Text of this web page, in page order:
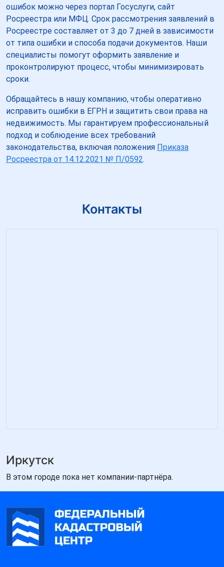
ошибок можно через портал Госуслуги, сайт
Росреестра или МФЦ. Срок рассмотрения заявлений в
Росреестре составляет от 3 до 7 дней в зависимости
от типа ошибки и способа подачи документов. Наши
специалисты помогут оформить заявление и
проконтролируют процесс, чтобы минимизировать
сроки.
Обращайтесь в нашу компанию, чтобы оперативно
исправить ошибки в ЕГРН и защитить свои права на
недвижимость. Мы гарантируем профессиональный
подход и соблюдение всех требований
законодательства, включая положения Приказа
Росреестра от 14.12.2021 № П/0592.
Контакты
Иркутск
В этом городе пока нет компании-партнёра.